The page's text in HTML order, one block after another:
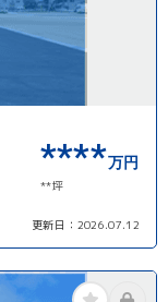
****万円
**坪
更新日： 2026.07.12